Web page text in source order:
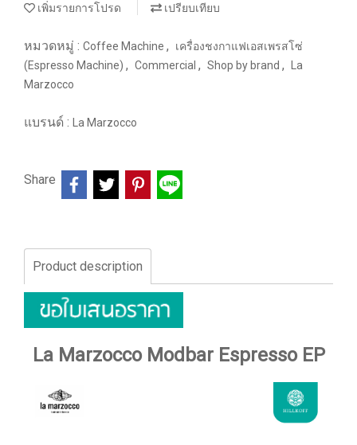
เพิ่มรายการโปรด เปรียบเทียบ
หมวดหมู่ : Coffee Machine ,
เครื่องชงกาแฟเอสเพรสโซ่
(Espresso Machine) , Commercial , Shop by brand ,
La
Marzocco
แบรนด์ : La Marzocco
Share
Product description
La Marzocco Modbar Espresso EP